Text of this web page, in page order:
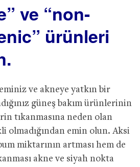
ve “non-
ürünleri
ve akneye yatkın bir
güneş bakım ürünlerinin
tıkanmasına neden olan
olmadığından emin olun. Aksi
miktarının artması hem de
akne ve siyah nokta